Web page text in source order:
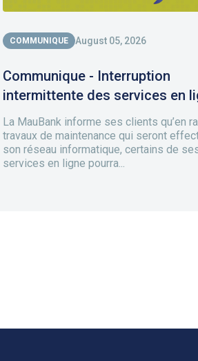
COMMUNIQUE August 05, 2026
Communique - Interruption
intermittente des services en
La MauBank informe ses clients qu’en
travaux de maintenance qui seront
son réseau informatique, certains de
services en ligne pourra...